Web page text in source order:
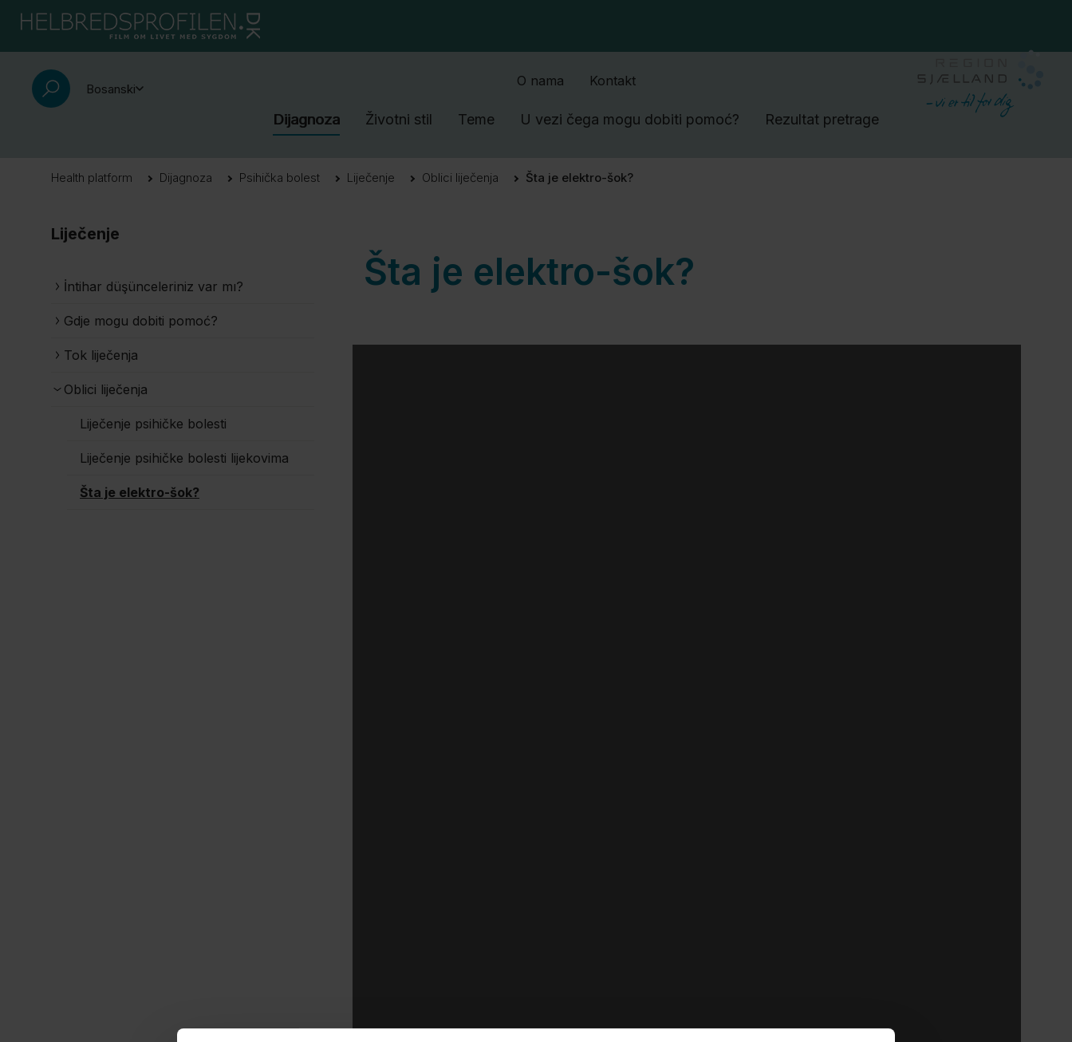
Bosanski
O nama Kontakt
Dijagnoza Životni stil Teme U vezi čega mogu dobiti pomoć? Rezultat pretrage
Health platform Dijagnoza Psihička bolest Liječenje Oblici liječenja Šta je elektro-šok?
Liječenje
İntihar düşünceleriniz var mı?
Gdje mogu dobiti pomoć?
Tok liječenja
Oblici liječenja
Liječenje psihičke bolesti
Liječenje psihičke bolesti lijekovima
Šta je elektro-šok?
Šta je elektro-šok?